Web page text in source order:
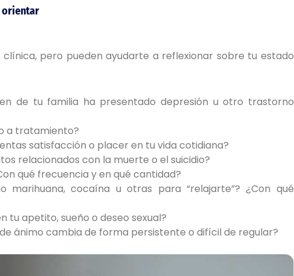
orientar
clínica, pero pueden ayudarte a reflexionar sobre tu estado
de tu familia ha presentado depresión u otro trastorno
a tratamiento?
satisfacción o placer en tu vida cotidiana?
relacionados con la muerte o el suicidio?
qué frecuencia y en qué cantidad?
marihuana, cocaína u otras para “relajarte”? ¿Con qué
tu apetito, sueño o deseo sexual?
ánimo cambia de forma persistente o difícil de regular?